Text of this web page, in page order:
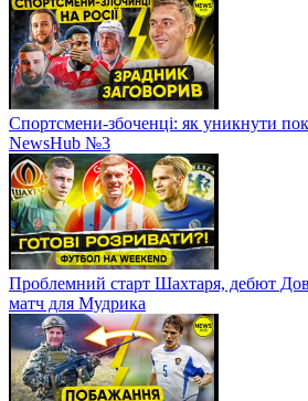
Спортсмени-збоченці: як уникнути
NewsHub №3
Проблемний старт Шахтаря, дебют
матч для Мудрика